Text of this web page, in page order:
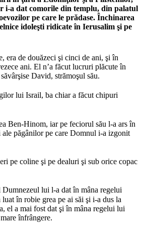
i-a dat comorile din templu, din palatul
pe care le prădase. Închinarea
idoleşti ridicate în Ierusalim şi pe
era de douăzeci şi cinci de ani, şi în
ani. El n’a făcut lucruri plăcute în
David, strămoşul său.
lui Israil, ba chiar a făcut chipuri
Ben-Hinom, iar pe feciorul său l-a ars în
păgânilor pe care Domnul i-a izgonit
pe coline şi pe dealuri şi sub orice copac
Dumnezeul lui l-a dat în mâna regelui
în robie grea pe ai săi şi i-a dus la
el a mai fost dat şi în mâna regelui lui
înfrângere.